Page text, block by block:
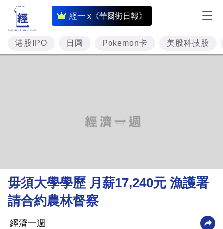
經一 x《華爾街日報》
即
時
財
經
理
財
商
港股IPO 日圓 Pokemon卡 美股科技股
毋須大學學歷 月薪17,240元 漁護署
請合約農林督察
經濟一週